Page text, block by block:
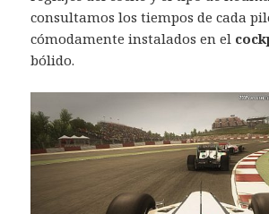
consultamos los tiempos de cada
cómodamente instalados en el
bólido.